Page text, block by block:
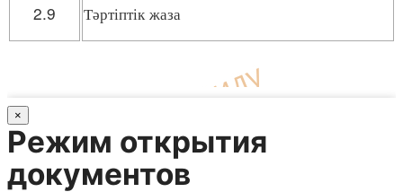
2.9 Тәртіптік жаза
×
Режим открытия
документов